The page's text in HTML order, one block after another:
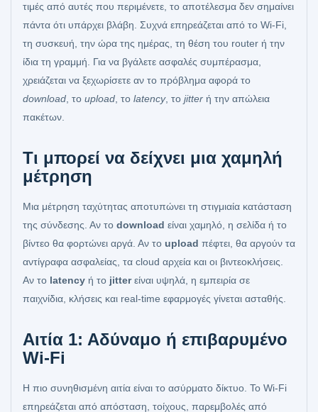
τιμές από αυτές που περιμένετε, το αποτέλεσμα δεν σημαίνει
πάντα ότι υπάρχει βλάβη. Συχνά επηρεάζεται από το Wi-Fi,
τη συσκευή, την ώρα της ημέρας, τη θέση του router ή την
ίδια τη γραμμή. Για να βγάλετε ασφαλές συμπέρασμα,
χρειάζεται να ξεχωρίσετε αν το πρόβλημα αφορά το
download , το upload , το latency, το jitter ή την απώλεια
πακέτων.
Τι μπορεί να δείχνει μια χαμηλή
μέτρηση
Μια μέτρηση ταχύτητας αποτυπώνει τη στιγμιαία κατάσταση
της σύνδεσης. Αν το download είναι χαμηλό, η σελίδα ή το
βίντεο θα φορτώνει αργά. Αν το upload πέφτει, θα αργούν τα
αντίγραφα ασφαλείας, τα cloud αρχεία και οι βιντεοκλήσεις.
Αν το latency ή το jitterείναι υψηλά, η εμπειρία σε
παιχνίδια, κλήσεις και real-time εφαρμογές γίνεται ασταθής.
Αιτία 1: Αδύναμο ή επιβαρυμένο
Wi-Fi
Η πιο συνηθισμένη αιτία είναι το ασύρματο δίκτυο. Το Wi-Fi
επηρεάζεται από απόσταση, τοίχους, παρεμβολές από